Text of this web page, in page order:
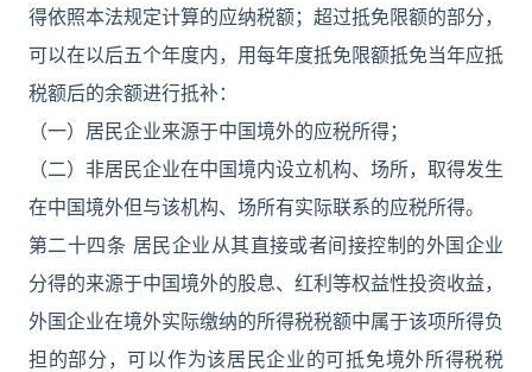
得依照本法规定计算的应纳税额；超过抵免限额的部分，
可以在以后五个年度内，用每年度抵免限额抵免当年应抵
税额后的余额进行抵补：
（一）居民企业来源于中国境外的应税所得；
（二）非居民企业在中国境内设立机构、场所，取得发生
在中国境外但与该机构、场所有实际联系的应税所得。
第二十四条 居民企业从其直接或者间接控制的外国企业
分得的来源于中国境外的股息、红利等权益性投资收益，
外国企业在境外实际缴纳的所得税税额中属于该项所得负
担的部分，可以作为该居民企业的可抵免境外所得税税